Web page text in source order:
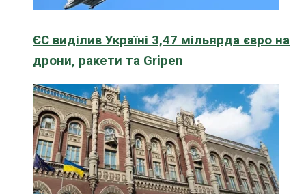
ЄС виділив Україні 3,47 мільярда євро на
дрони, ракети та Gripen